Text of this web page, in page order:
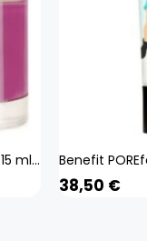
Hermès Nagellack Ultraviolet (weiss 15 ml) Beauty, Make-up, Nägel
38,50 €